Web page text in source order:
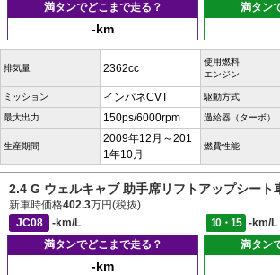
満タンでどこまで走る？
-km
満タン
排気量 2362cc
使用燃料
エンジン
ミッション インパネCVT 駆動方式
最大出力 150ps/6000rpm 過給器（ターボ）
生産期間
2009年12月～201
1年10月
燃費性能
2.4 G ウェルキャブ 助手席リフトアップシート
新車時価格402.3万円(税抜)
JC08
-km/L 10・15
-km/L
満タンでどこまで走る？
-km
満タン